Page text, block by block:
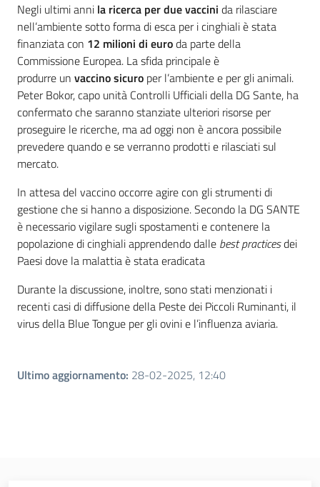
Argomenti
Negli ultimi anni la ricerca per due vaccini da rilasciare
nell’ambiente sotto forma di esca per i cinghiali è stata
finanziata con 12 milioni di euroda parte della
Commissione Europea. La sfida principale è
produrre un vaccino sicuro per l’ambiente e per gli animali.
Peter Bokor, capo unità Controlli Ufficiali della DG Sante, ha
confermato che saranno stanziate ulteriori risorse per
proseguire le ricerche, ma ad oggi non è ancora possibile
prevedere quando e se verranno prodotti e rilasciati sul
mercato.
In attesa del vaccino occorre agire con gli strumenti di
gestione che si hanno a disposizione. Secondo la DG SANTE
è necessario vigilare sugli spostamenti e contenere la
popolazione di cinghiali apprendendo dalle best practicesdei
Paesi dove la malattia è stata eradicata
Durante la discussione, inoltre, sono stati menzionati i
recenti casi di diffusione della Peste dei Piccoli Ruminanti, il
virus della Blue Tongue per gli ovini e l’influenza aviaria.
Ultimo aggiornamento: 28-02-2025, 12:40